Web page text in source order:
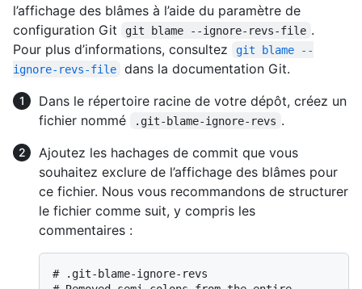
l’affichage des blâmes à l’aide du paramètre de
configuration Git
git blame --ignore-revs-file .
Pour plus d’informations, consultez
git blame --
ignore-revs-file
dans la documentation Git.
Dans le répertoire racine de votre dépôt, créez un
fichier nommé
.git-blame-ignore-revs .
Ajoutez les hachages de commit que vous
souhaitez exclure de l’affichage des blâmes pour
ce fichier. Nous vous recommandons de structurer
le fichier comme suit, y compris les
commentaires :
#
.git-blame-ignore-revs